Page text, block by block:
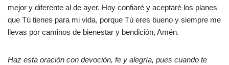
mejor y diferente al de ayer. Hoy confiaré y aceptaré los planes
que Tú tienes para mi vida, porque Tú eres bueno y siempre me
llevas por caminos de bienestar y bendición, Amén.
Haz esta oración con devoción, fe y alegría, pues cuando te